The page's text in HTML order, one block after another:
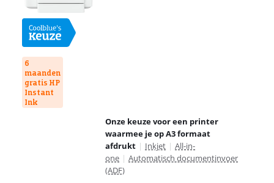
6
maanden
gratis HP
Instant
Ink
Onze keuze voor een printer
waarmee je op A3 formaat
afdrukt | Inkjet | All-in-
one | Automatisch documentinvoer
(ADF)